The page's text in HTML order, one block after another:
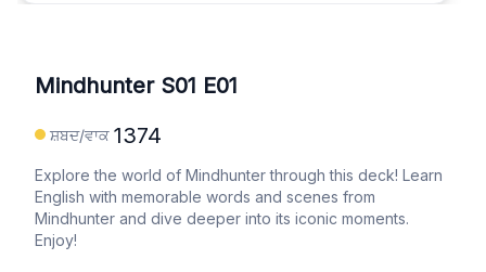
Mindhunter S01 E01
ਸ਼ਬਦ/ਵਾਕ 1374
Explore the world of Mindhunter through this deck! Learn
English with memorable words and scenes from
Mindhunter and dive deeper into its iconic moments.
Enjoy!